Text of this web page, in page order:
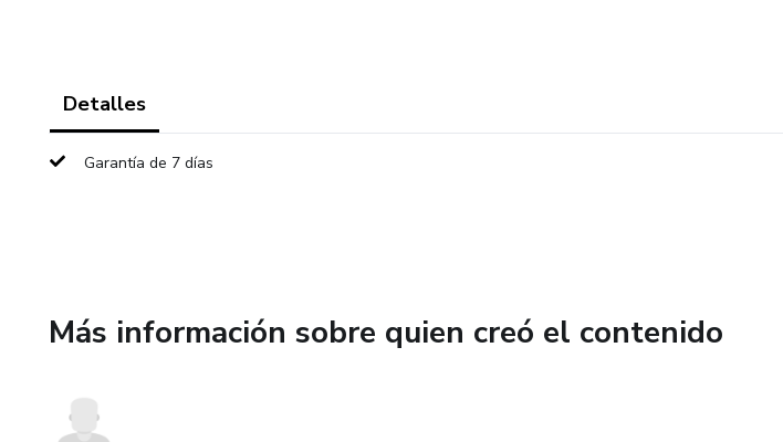
Detalles
Garantía de 7 días
Más información sobre quien creó el contenido